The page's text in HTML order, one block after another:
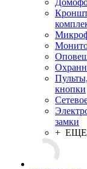
кнопки
замки
+ ЕЩЕ